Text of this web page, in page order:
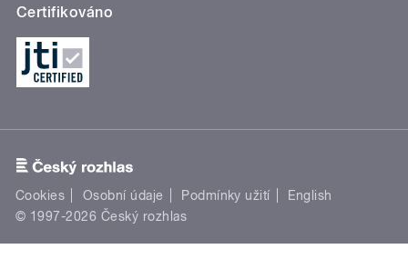
Certifikováno
Cookies Osobní údaje Podmínky užití
English
© 1997-2026 Český rozhlas